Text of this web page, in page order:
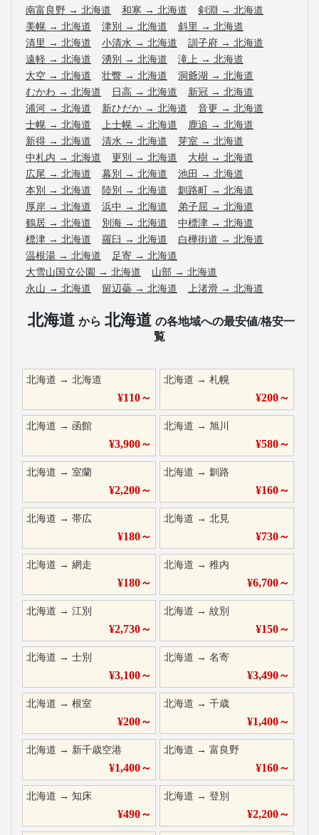
南富良野 → 北海道 和寒 → 北海道 剣淵 → 北海道
美幌 → 北海道 津別 → 北海道 斜里 → 北海道
清里 → 北海道 小清水 → 北海道 訓子府 → 北海道
遠軽 → 北海道 湧別 → 北海道 滝上 → 北海道
大空 → 北海道 壮瞥 → 北海道 洞爺湖 → 北海道
むかわ → 北海道 日高 → 北海道 新冠 → 北海道
浦河 → 北海道 新ひだか → 北海道 音更 → 北海道
士幌 → 北海道 上士幌 → 北海道 鹿追 → 北海道
新得 → 北海道 清水 → 北海道 芽室 → 北海道
中札内 → 北海道 更別 → 北海道 大樹 → 北海道
広尾 → 北海道 幕別 → 北海道 池田 → 北海道
本別 → 北海道 陸別 → 北海道 釧路町 → 北海道
厚岸 → 北海道 浜中 → 北海道 弟子屈 → 北海道
鶴居 → 北海道 別海 → 北海道 中標津 → 北海道
標津 → 北海道 羅臼 → 北海道 白樺街道 → 北海道
温根湯 → 北海道 足寄 → 北海道
大雪山国立公園 → 北海道 山部 → 北海道
永山 → 北海道 留辺蘂 → 北海道 上渚滑 → 北海道
北海道 から 北海道 の各地域への最安値/格安一
覧
北海道 → 北海道
¥110～
北海道 →札幌
¥200～
北海道 → 函館
¥3,900～
北海道 →旭川
¥580～
北海道 → 室蘭
¥2,200～
北海道 →釧路
¥160～
北海道 → 帯広
¥180～
北海道 →北見
¥730～
北海道 → 網走
¥180～
北海道 →稚内
¥6,700～
北海道 → 江別
¥2,730～
北海道 →紋別
¥150～
北海道 → 士別
¥3,100～
北海道 →名寄
¥3,490～
北海道 → 根室
¥200～
北海道 →千歳
¥1,400～
北海道 → 新千歳空港
¥1,400～
北海道 →富良野
¥160～
北海道 → 知床
¥490～
北海道 →登別
¥2,200～